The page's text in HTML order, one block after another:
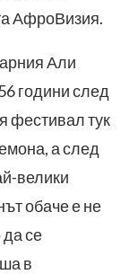
АфроВизия.
Али
години след
фестивал тук
а след
велики
обаче е не
се
в